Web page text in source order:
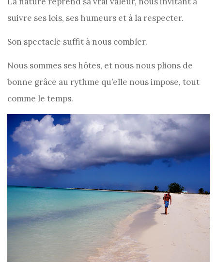
suivre ses lois, ses humeurs et à la respecter.
Son spectacle suffit à nous combler.
Nous sommes ses hôtes, et nous nous plions de
bonne grâce au rythme qu’elle nous impose, tout
comme le temps.